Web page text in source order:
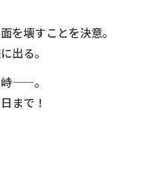
を壊すことを決意。
出る。
——。
まで！